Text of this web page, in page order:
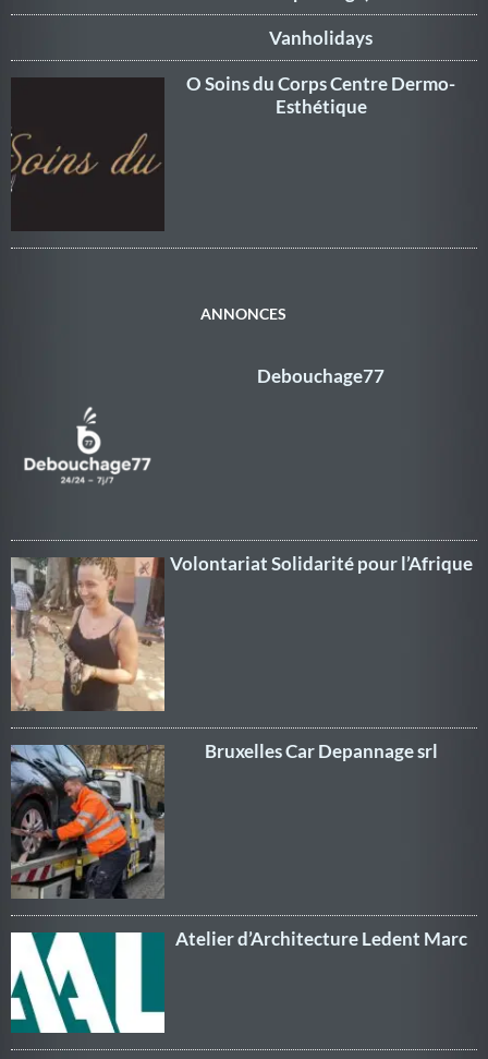
Vanholidays
O Soins du Corps Centre Dermo-
Esthétique
ANNONCES
Debouchage77
Volontariat Solidarité pour l’Afrique
Bruxelles Car Depannage srl
Atelier d’Architecture Ledent Marc